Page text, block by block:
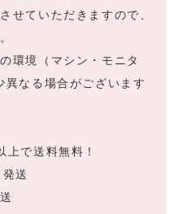
せていただきますので、
環境（マシン・モニタ
異なる場合がございます
上で送料無料！
送